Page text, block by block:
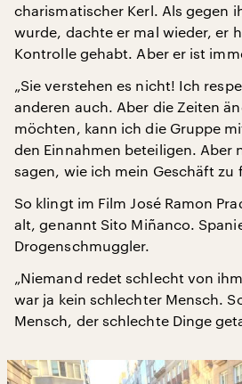
charismatischer Kerl. Als gegen
wurde, dachte er mal wieder, er
Kontrolle gehabt. Aber er ist
„Sie verstehen es nicht! Ich
anderen auch. Aber die Zeiten
möchten, kann ich die Gruppe
den Einnahmen beteiligen. Aber
sagen, wie ich mein Geschäft zu
So klingt im Film José Ramon
alt, genannt Sito Miñanco.
Drogenschmuggler.
„Niemand redet schlecht von
war ja kein schlechter Mensch.
Mensch, der schlechte Dinge